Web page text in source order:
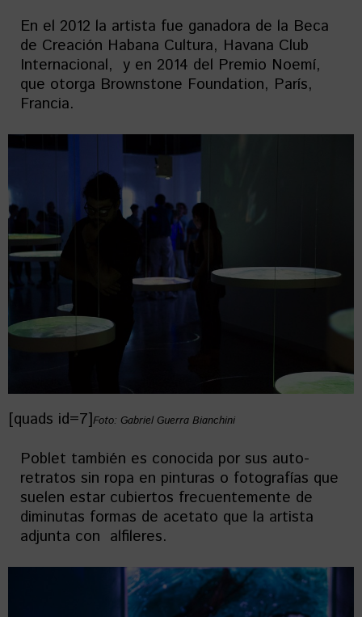
En el 2012 la artista fue ganadora de la Beca
de Creación Habana Cultura, Havana Club
Internacional, y en 2014 del Premio Noemí,
que otorga Brownstone Foundation, París,
Francia.
[quads id=7]Foto: Gabriel Guerra Bianchini
Poblet también es conocida por sus auto-
retratos sin ropa en pinturas o fotografías que
suelen estar cubiertos frecuentemente de
diminutas formas de acetato que la artista
adjunta con alfileres.